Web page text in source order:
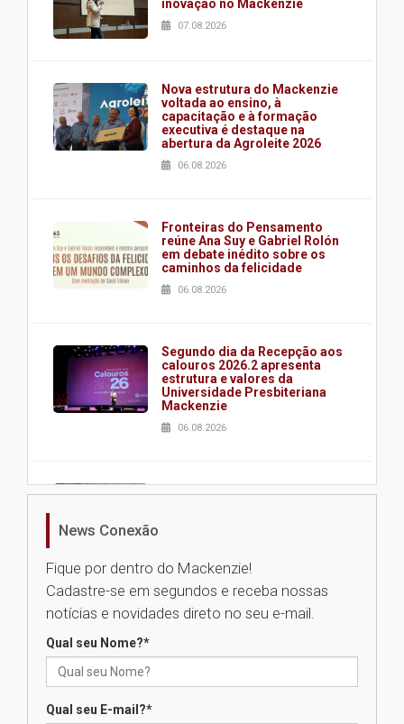
inovação no Mackenzie
07.08.2026
Nova estrutura do Mackenzie
voltada ao ensino, à
capacitação e à formação
executiva é destaque na
abertura da Agroleite 2026
06.08.2026
Fronteiras do Pensamento
reúne Ana Suy e Gabriel Rolón
em debate inédito sobre os
caminhos da felicidade
06.08.2026
Segundo dia da Recepção aos
calouros 2026.2 apresenta
estrutura e valores da
Universidade Presbiteriana
Mackenzie
06.08.2026
Nova apresentação do Centro
Universidade Mackenzie
realizará nova edição da Feira
News Conexão
Fique por dentro do Mackenzie!
Cadastre-se em segundos e receba nossas
notícias e novidades direto no seu e-mail.
Qual seu Nome?*
Qual seu E-mail?*